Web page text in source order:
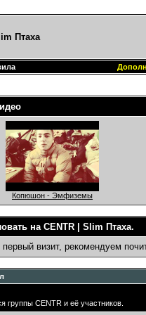
Птаха
Копюшон - Эмфиземы
на CENTR | Slim Птаха.
визит, рекомендуем
группы CENTR и её участников.